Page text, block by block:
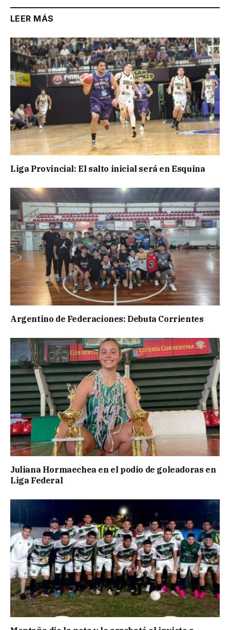
LEER MÁS
Liga Provincial: El salto inicial será en Esquina
Argentino de Federaciones: Debuta Corrientes
Juliana Hormaechea en el podio de goleadoras en
Liga Federal